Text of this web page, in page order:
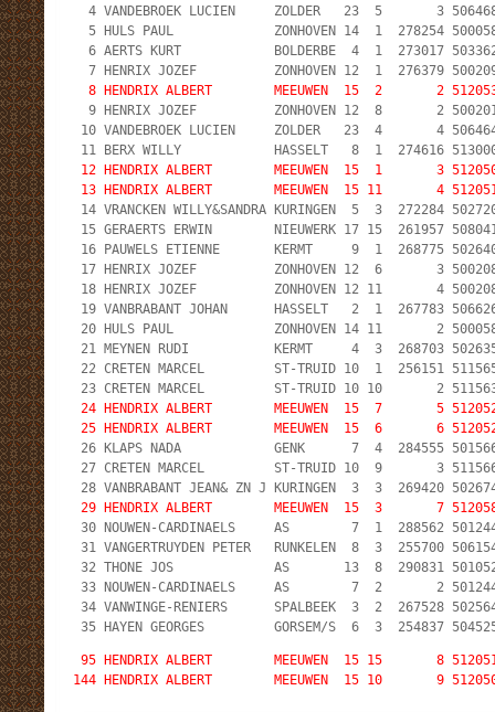
4 VANDEBROEK LUCIEN     ZOLDER   23  5       3
5 HULS PAUL             ZONHOVEN 14  1  278254
6 AERTS KURT            BOLDERBE  4  1  273017
8 HENDRIX ALBERT        MEEUWEN  15  2       2
9 HENRIX JOZEF          ZONHOVEN 12  8       2
10 VANDEBROEK LUCIEN     ZOLDER   23  4       4
12 HENDRIX ALBERT        MEEUWEN  15  1       3
13 HENDRIX ALBERT        MEEUWEN  15 11       4
14 VRANCKEN WILLY&SANDRA KURINGEN  5  3  272284
15 GERAERTS ERWIN        NIEUWERK 17 15  261957
16 PAUWELS ETIENNE       KERMT     9  1  268775
17 HENRIX JOZEF          ZONHOVEN 12  6       3
18 HENRIX JOZEF          ZONHOVEN 12 11       4
19 VANBRABANT JOHAN      HASSELT   2  1  267783
20 HULS PAUL             ZONHOVEN 14 11       2
21 MEYNEN RUDI           KERMT     4  3  268703
22 CRETEN MARCEL         ST-TRUID 10  1  256151
24 HENDRIX ALBERT        MEEUWEN  15  7       5
25 HENDRIX ALBERT        MEEUWEN  15  6       6
26 KLAPS NADA            GENK      7  4  284555
27 CRETEN MARCEL         ST-TRUID 10  9       3
29 HENDRIX ALBERT        MEEUWEN  15  3       7
30 NOUWEN-CARDINAELS     AS        7  1  288562
31 VANGERTRUYDEN PETER   RUNKELEN  8  3  255700
32 THONE JOS             AS       13  8  290831
33 NOUWEN-CARDINAELS     AS        7  2       2
34 VANWINGE-RENIERS      SPALBEEK  3  2  267528
35 HAYEN GEORGES         GORSEM/S  6  3  254837
95 HENDRIX ALBERT        MEEUWEN  15 15       8
144 HENDRIX ALBERT        MEEUWEN  15 10       9